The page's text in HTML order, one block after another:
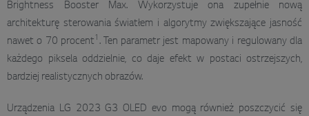
Brightness Booster Max. Wykorzystuje ona zupełnie nową
architekturę sterowania światłem i algorytmy zwiększające jasność
nawet o 70 procent . Ten parametr jest mapowany i regulowany dla
każdego piksela oddzielnie, co daje efekt w postaci ostrzejszych,
bardziej realistycznych obrazów.
Urządzenia LG 2023 G3 OLED evo mogą również poszczycić się